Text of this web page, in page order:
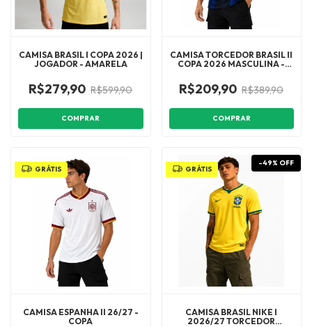
CAMISA BRASIL I COPA 2026 |
JOGADOR - AMARELA
R$279,90 R$599,90
COMPRAR
CAMISA TORCEDOR BRASIL II
COPA 2026 MASCULINA -
R$209,90 R$389,90
COMPRAR
GRÁTIS
CAMISA ESPANHA II 26/27 -
COPA
GRÁTIS
CAMISA BRASIL NIKE I
2026/27 TORCEDOR
-49% OFF